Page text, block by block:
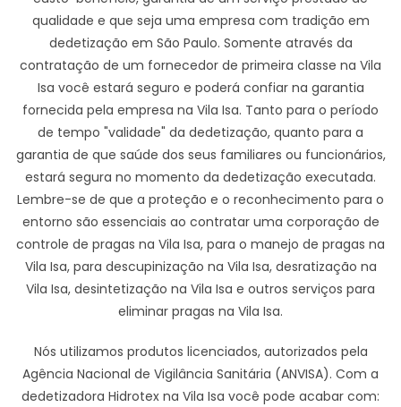
qualidade e que seja uma empresa com tradição em
dedetização em São Paulo. Somente através da
contratação de um fornecedor de primeira classe na Vila
Isa você estará seguro e poderá confiar na garantia
fornecida pela empresa na Vila Isa. Tanto para o período
de tempo "validade" da dedetização, quanto para a
garantia de que saúde dos seus familiares ou funcionários,
estará segura no momento da dedetização executada.
Lembre-se de que a proteção e o reconhecimento para o
entorno são essenciais ao contratar uma corporação de
controle de pragas na Vila Isa, para o manejo de pragas na
Vila Isa, para descupinização na Vila Isa, desratização na
Vila Isa, desintetização na Vila Isa e outros serviços para
eliminar pragas na Vila Isa.
Nós utilizamos produtos licenciados, autorizados pela
Agência Nacional de Vigilância Sanitária (ANVISA). Com a
dedetizadora Hidrotex na Vila Isa você pode acabar com: